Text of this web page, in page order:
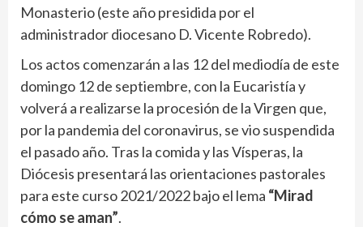
Monasterio (este año presidida por el
administrador diocesano D. Vicente Robredo).
Los actos comenzarán a las 12 del mediodía de este
domingo 12 de septiembre, con la Eucaristía y
volverá a realizarse la procesión de la Virgen que,
por la pandemia del coronavirus, se vio suspendida
el pasado año. Tras la comida y las Vísperas, la
Diócesis presentará las orientaciones pastorales
para este curso 2021/2022 bajo el lema “Mirad
cómo se aman”.